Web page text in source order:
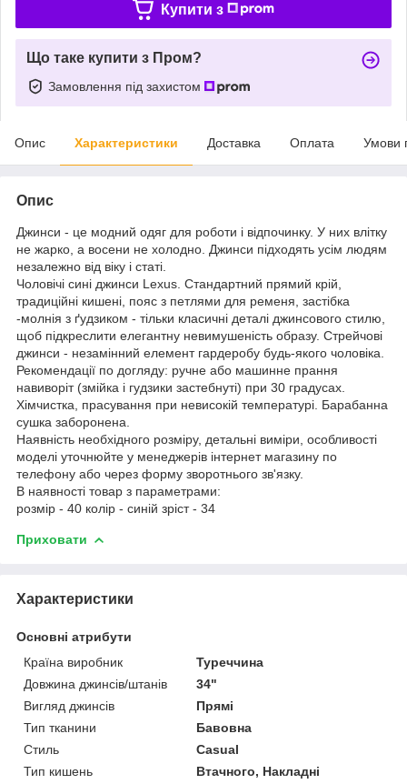
Купити з
Що таке купити з Пром?
Замовлення під захистом
Опис Характеристики Доставка Оплата Умови
Опис
Джинси - це модний одяг для роботи і відпочинку. У них влітку
не жарко, а восени не холодно. Джинси підходять усім людям
незалежно від віку і статі.
Чоловічі сині джинси Lexus. Стандартний прямий крій,
традиційні кишені, пояс з петлями для ременя, застібка
-молнія з ґудзиком - тільки класичні деталі джинсового стилю,
щоб підкреслити елегантну невимушеність образу. Стрейчові
джинси - незамінний елемент гардеробу будь-якого чоловіка.
Рекомендації по догляду: ручне або машинне прання
навиворіт (змійка і гудзики застебнуті) при 30 градусах.
Хімчистка, прасування при невисокій температурі. Барабанна
сушка заборонена.
Наявність необхідного розміру, детальні виміри, особливості
моделі уточнюйте у менеджерів інтернет магазину по
телефону або через форму зворотнього зв'язку.
В наявності товар з параметрами:
розмір - 40 колір - синій зріст - 34
Приховати
Характеристики
Основні атрибути
Країна виробник
Туреччина
Довжина джинсів/штанів
34"
Вигляд джинсів
Прямі
Тип тканини
Бавовна
Стиль
Casual
Тип кишень
Втачного, Накладні